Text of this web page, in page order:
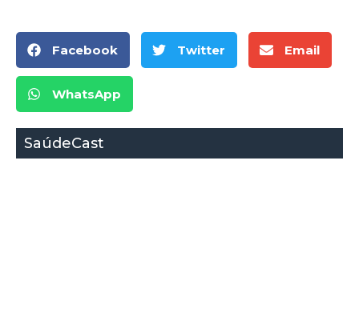
Facebook Twitter Email
WhatsApp
SaúdeCast